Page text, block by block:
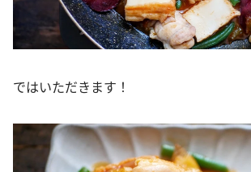
ではいただきます！